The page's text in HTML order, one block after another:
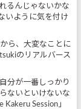
るんじゃないかな
いように気を付け
ら、大変なことに
のリアルバース
分が一番しっかり
ないといけないな
Session」